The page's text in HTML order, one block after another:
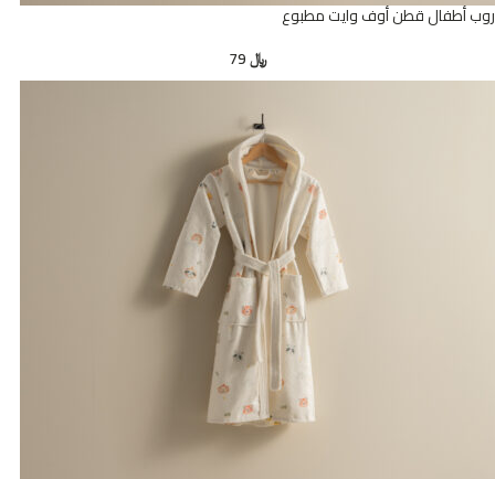
روب أطفال قطن أوف وايت مطبوع
﷼